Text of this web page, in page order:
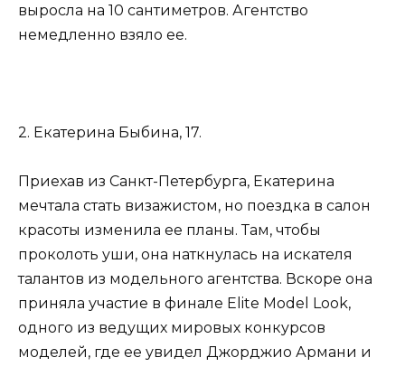
выросла на 10 сантиметров. Агентство
немедленно взяло ее.
2. Екатерина Быбина, 17.
Приехав из Санкт-Петербурга, Екатерина
мечтала стать визажистом, но поездка в салон
красоты изменила ее планы. Там, чтобы
проколоть уши, она наткнулась на искателя
талантов из модельного агентства. Вскоре она
приняла участие в финале Elite Model Look,
одного из ведущих мировых конкурсов
моделей, где ее увидел Джорджио Армани и